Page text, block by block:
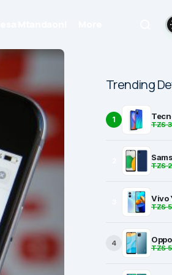
Trending
1
TZS
TZS
Vivo
TZS
4
TZS